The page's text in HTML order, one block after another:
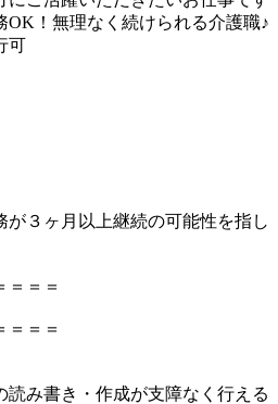
！無理なく続けられる介護職♪
可
が３ヶ月以上継続の可能性を指し
＝＝＝
＝＝＝
み書き・作成が支障なく行える